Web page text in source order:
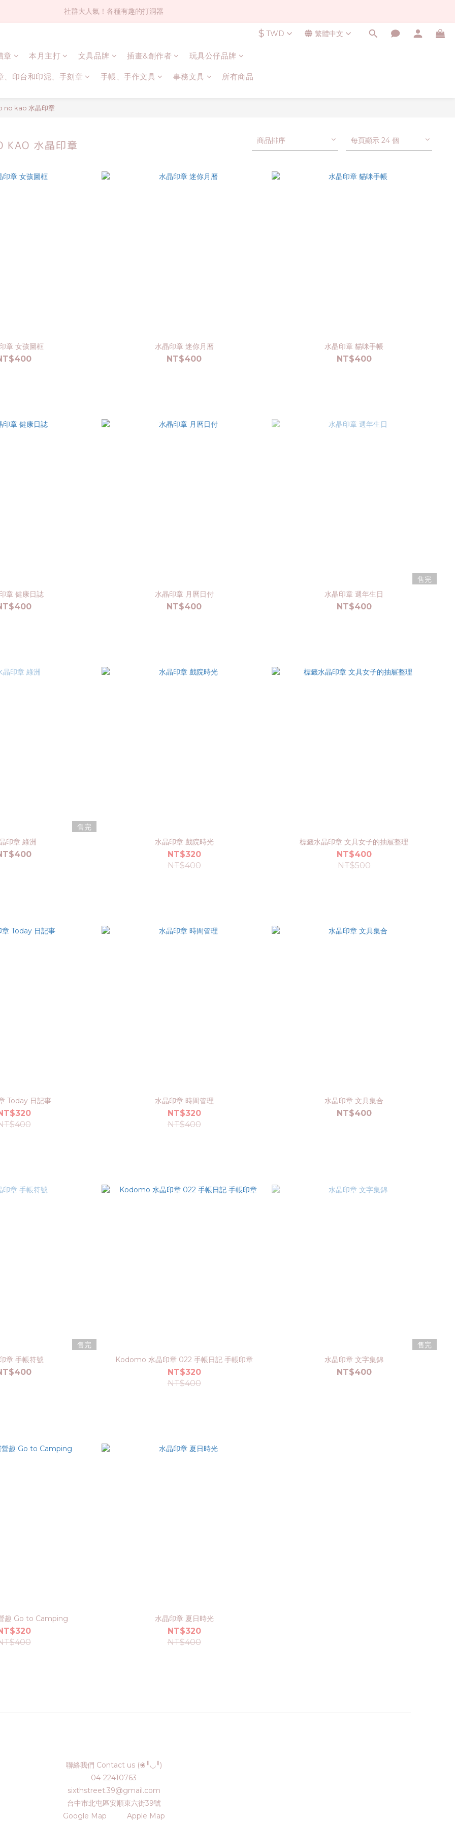
社群大人氣！各種有趣的打洞器
社群大人氣！各種有趣的打洞器
全店$1500免運(台灣地區)
社群大人氣！各種有趣的打洞器
$ TWD 繁體中文
章 本月主打 文具品牌 插畫&創作者 玩具公仔品牌
、印台和印泥、手刻章 手帳、手作文具 事務文具 所有商品
no kao 水晶印章
KAO 水晶印章 商品排序 每頁顯示 24 個
章 女孩圖框 水晶印章 迷你月曆
NT$400
水晶印章 貓咪手帳
NT$400
章 健康日誌 水晶印章 月曆日付
NT$400
售完
水晶印章 週年生日
NT$400
售完
印章 綠洲
水晶印章 戲院時光
NT$320
NT$400
標籤水晶印章 文具女子的抽屜整理
NT$400
NT$500
Today 日記事 水晶印章 時間管理
NT$320
NT$400
水晶印章 文具集合
NT$400
售完
章 手帳符號
Kodomo 水晶印章 022 手帳日記 手帳印章
NT$320
NT$400
售完
水晶印章 文字集錦
NT$400
趣 Go to Camping 水晶印章 夏日時光
NT$320
NT$400
聯絡我們 Contact us (❀╹◡╹)
04-22410763
sixthstreet.39@gmail.com
台中市北屯區安順東六街39號
Google Map
Apple Map